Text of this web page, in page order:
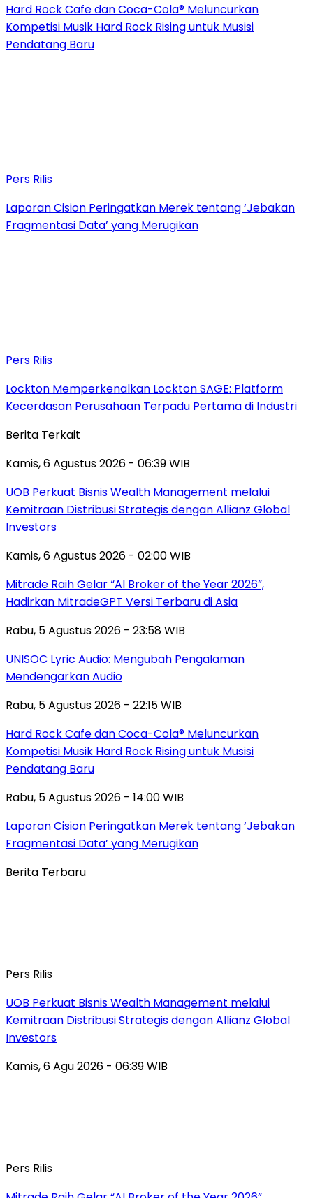
Hard Rock Cafe dan Coca-Cola® Meluncurkan
Kompetisi Musik Hard Rock Rising untuk Musisi
Pendatang Baru
Pers Rilis
Laporan Cision Peringatkan Merek tentang ‘Jebakan
Fragmentasi Data’ yang Merugikan
Pers Rilis
Lockton Memperkenalkan Lockton SAGE: Platform
Kecerdasan Perusahaan Terpadu Pertama di Industri
Berita Terkait
Kamis, 6 Agustus 2026 - 06:39 WIB
UOB Perkuat Bisnis Wealth Management melalui
Kemitraan Distribusi Strategis dengan Allianz Global
Investors
Kamis, 6 Agustus 2026 - 02:00 WIB
Mitrade Raih Gelar “AI Broker of the Year 2026”,
Hadirkan MitradeGPT Versi Terbaru di Asia
Rabu, 5 Agustus 2026 - 23:58 WIB
UNISOC Lyric Audio: Mengubah Pengalaman
Mendengarkan Audio
Rabu, 5 Agustus 2026 - 22:15 WIB
Hard Rock Cafe dan Coca-Cola® Meluncurkan
Kompetisi Musik Hard Rock Rising untuk Musisi
Pendatang Baru
Rabu, 5 Agustus 2026 - 14:00 WIB
Laporan Cision Peringatkan Merek tentang ‘Jebakan
Fragmentasi Data’ yang Merugikan
Berita Terbaru
Pers Rilis
UOB Perkuat Bisnis Wealth Management melalui
Kemitraan Distribusi Strategis dengan Allianz Global
Investors
Kamis, 6 Agu 2026 - 06:39 WIB
Pers Rilis